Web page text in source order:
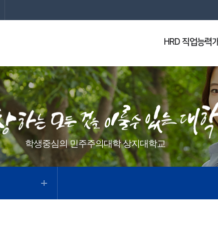
HRD 직업능력
학생중심의 민주주의대학 상지대학교